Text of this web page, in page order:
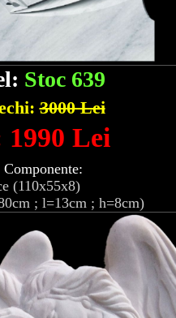
Stoc 639
3000 Lei
1990 Lei
(110x55x8)
; l=13cm ; h=8cm)